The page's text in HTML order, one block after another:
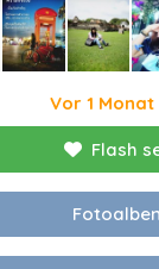
Vor 1
Flash
Fotoalben